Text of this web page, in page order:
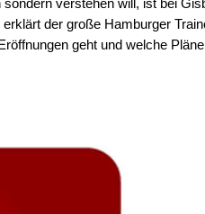
der große Hamburger
geht und welche